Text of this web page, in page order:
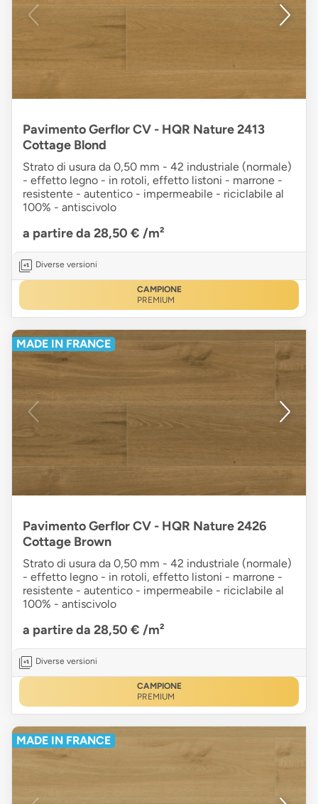
Pavimento Gerflor CV - HQR Nature 2413
Cottage Blond
Strato di usura da 0,50 mm - 42 industriale (normale)
- effetto legno - in rotoli, effetto listoni - marrone -
resistente - autentico - impermeabile - riciclabile al
100% - antiscivolo
a partire da 28,50 € /m²
Diverse versioni
CAMPIONE
PREMIUM
MADE IN FRANCE
Pavimento Gerflor CV - HQR Nature 2426
Cottage Brown
Strato di usura da 0,50 mm - 42 industriale (normale)
- effetto legno - in rotoli, effetto listoni - marrone -
resistente - autentico - impermeabile - riciclabile al
100% - antiscivolo
a partire da 28,50 € /m²
Diverse versioni
CAMPIONE
PREMIUM
MADE IN FRANCE